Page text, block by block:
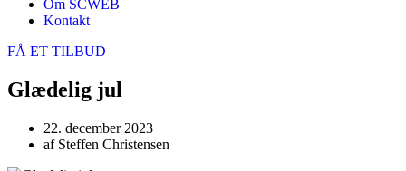
Om SCWEB
Kontakt
FÅ ET TILBUD
Glædelig jul
22. december 2023
afSteffen Christensen